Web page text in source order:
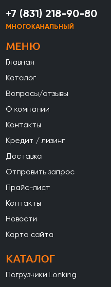
+7 (831) 218-90-80
МНОГОКАНАЛЬНЫЙ
МЕНЮ
Главная
Каталог
Вопросы/отзывы
О компании
Контакты
Кредит / лизинг
Доставка
Отправить запрос
Прайс-лист
Контакты
Новости
Карта сайта
КАТАЛОГ
Погрузчики Lonking